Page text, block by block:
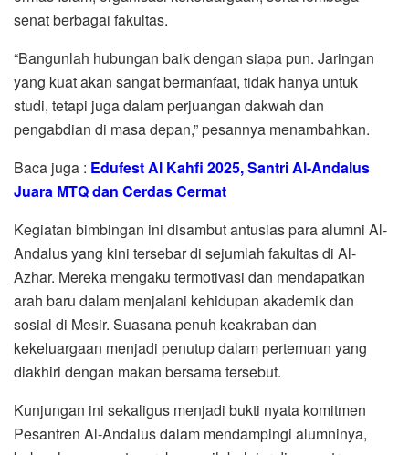
senat berbagai fakultas.
“Bangunlah hubungan baik dengan siapa pun. Jaringan
yang kuat akan sangat bermanfaat, tidak hanya untuk
studi, tetapi juga dalam perjuangan dakwah dan
pengabdian di masa depan,” pesannya menambahkan.
Baca juga : Edufest Al Kahfi 2025, Santri Al-Andalus
Juara MTQ dan Cerdas Cermat
Kegiatan bimbingan ini disambut antusias para alumni Al-
Andalus yang kini tersebar di sejumlah fakultas di Al-
Azhar. Mereka mengaku termotivasi dan mendapatkan
arah baru dalam menjalani kehidupan akademik dan
sosial di Mesir. Suasana penuh keakraban dan
kekeluargaan menjadi penutup dalam pertemuan yang
diakhiri dengan makan bersama tersebut.
Kunjungan ini sekaligus menjadi bukti nyata komitmen
Pesantren Al-Andalus dalam mendampingi alumninya,